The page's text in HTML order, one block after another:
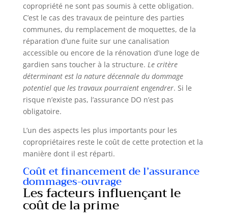
copropriété ne sont pas soumis à cette obligation.
C’est le cas des travaux de peinture des parties
communes, du remplacement de moquettes, de la
réparation d’une fuite sur une canalisation
accessible ou encore de la rénovation d’une loge de
gardien sans toucher à la structure. Le critère
déterminant est la nature décennale du dommage
potentiel que les travaux pourraient engendrer. Si le
risque n’existe pas, l’assurance DO n’est pas
obligatoire.
L’un des aspects les plus importants pour les
copropriétaires reste le coût de cette protection et la
manière dont il est réparti.
Coût et financement de l’assurance
dommages-ouvrage
Les facteurs influençant le
coût de la prime